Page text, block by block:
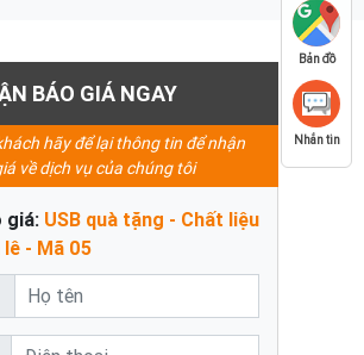
BÁO GIÁ NGAY
hãy để lại thông tin để nhận
về dịch vụ của chúng tôi
giá: USB quà tặng - Chất liệu
lê - Mã 05
Bản đồ
Nhắn tin